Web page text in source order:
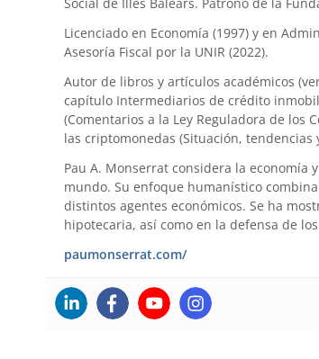
Licenciado en Economía (1997) y en
Asesoría Fiscal por la UNIR (2022).
Autor de libros y artículos académicos
capítulo Intermediarios de crédito
(Comentarios a la Ley Reguladora de los
las criptomonedas (Situación,
Pau A. Monserrat considera la economía
mundo. Su enfoque humanístico
distintos agentes económicos. Se ha
hipotecaria, así como en la defensa de
paumonserrat.com/